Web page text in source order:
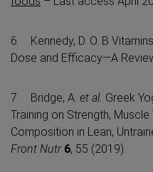
6. Kennedy, D. O. B
Dose and Efficacy—A
7. Bridge, A. et al. Greek
Training on Strength,
Composition in Lean,
Front Nutr 6, 55 (2019).